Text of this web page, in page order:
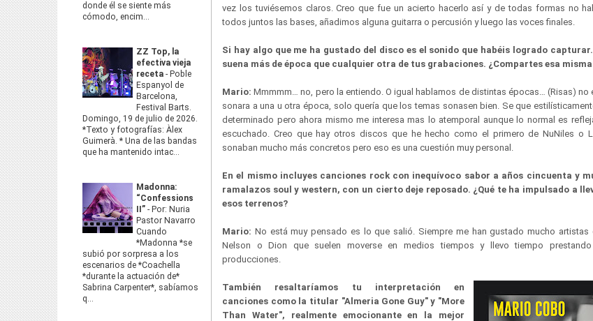
donde él se siente más
cómodo, encim...
ZZ Top, la
efectiva vieja
receta - Poble
Espanyol de
Barcelona,
Festival Barts.
Domingo, 19 de julio de 2026.
*Texto y fotografías: Àlex
Guimerà. * Una de las bandas
que ha mantenido intac...
Madonna:
“Confessions
II” - Por: Nuria
Pastor Navarro
Cuando
*Madonna *se
subió por sorpresa a los
escenarios de *Coachella
*durante la actuación de*
Sabrina Carpenter*, sabíamos
q...
vez los tuviésemos claros. Creo que fue un acierto hacerlo así y de todas formas no
todos juntos las bases, añadimos alguna guitarra o percusión y luego las voces finales.
Si hay algo que me ha gustado del disco es el sonido que habéis logrado
suena más de época que cualquier otra de tus grabaciones. ¿Compartes esa
Mario: Mmmmm… no, pero la entiendo. O igual hablamos de distintas épocas… (Risas) no
sonara a una u otra época, solo quería que los temas sonasen bien. Se que
determinado pero ahora mismo me interesa mas lo atemporal aunque lo normal es
escuchado. Creo que hay otros discos que he hecho como el primero de NuNiles o
sonaban mucho más concretos pero eso es una cuestión muy personal.
En el mismo incluyes canciones rock con inequívoco sabor a años cincuenta y
ramalazos soul y western, con un cierto deje reposado. ¿Qué te ha impulsado a
esos terrenos?
Mario: No está muy pensado es lo que salió. Siempre me han gustado mucho artistas
Nelson o Dion que suelen moverse en medios tiempos y llevo tiempo
producciones.
También resaltaríamos tu interpretación en
canciones como la titular "Almeria Gone Guy" y "More
Than Water", realmente emocionante en la mejor